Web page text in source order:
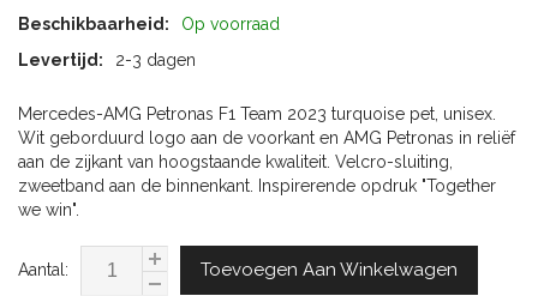
Beschikbaarheid:
Op voorraad
Levertijd:
2-3 dagen
Mercedes-AMG Petronas F1 Team 2023 turquoise pet, unisex.
Wit geborduurd logo aan de voorkant en AMG Petronas in reliëf
aan de zijkant van hoogstaande kwaliteit. Velcro-sluiting,
zweetband aan de binnenkant. Inspirerende opdruk "Together
we win".
Aantal: Toevoegen Aan Winkelwagen